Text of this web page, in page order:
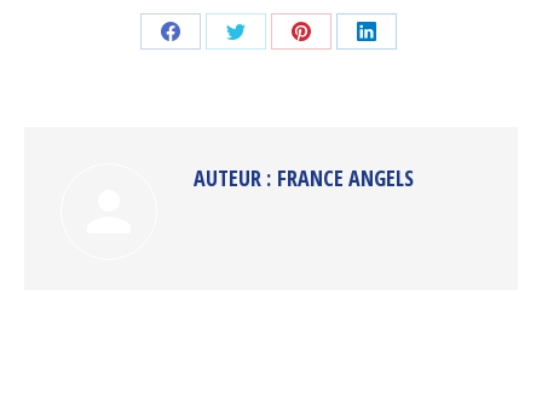
PartagerPartagerPartagerPartager
AUTEUR : FRANCE ANGELS